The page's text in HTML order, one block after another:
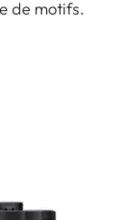
de motifs.